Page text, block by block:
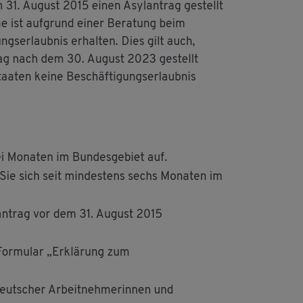
Au­gust 2015 einen Asyl­an­trag ge­stellt
ist auf­grund einer Be­ra­tung beim
er­hal­ten. Dies gilt auch,
nach dem 30. Au­gust 2023 ge­stellt
keine Be­schäf­ti­gungs­er­laub­nis
Mo­na­ten im Bun­des­ge­biet auf.
sich seit min­des­tens sechs Mo­na­ten im
vor dem 31. Au­gust 2015
„Er­klä­rung zum
Ar­beit­neh­me­rin­nen und